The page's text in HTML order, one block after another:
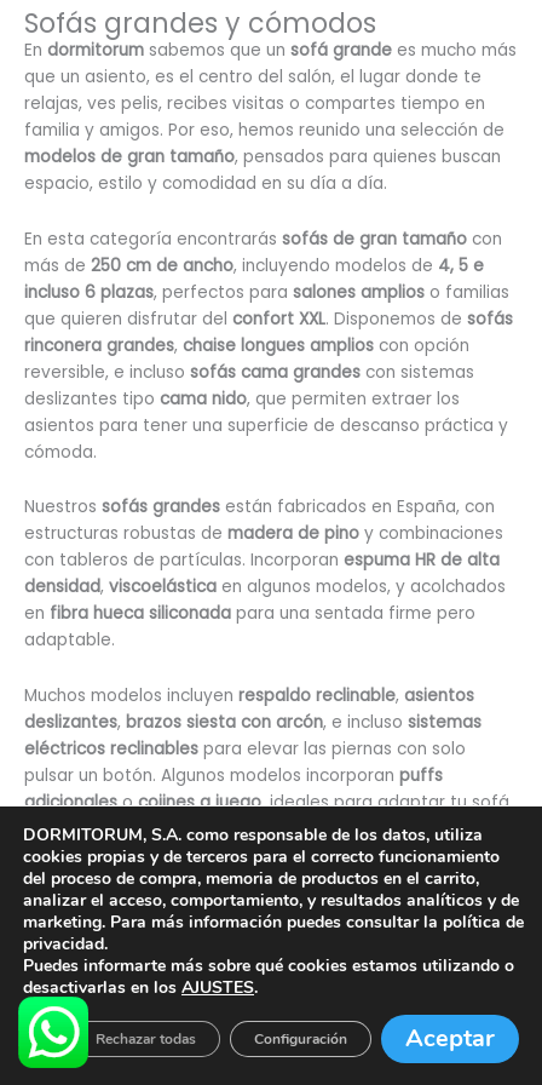
para usar como respaldo.
– Incluye 2 cojines a juego.
Sofás grandes y cómodos
En dormitorum sabemos que un sofá grande es mucho más
que un asiento, es el centro del salón, el lugar donde te
relajas, ves pelis, recibes visitas o compartes tiempo en
familia y amigos. Por eso, hemos reunido una selección de
modelos de gran tamaño, pensados para quienes buscan
espacio, estilo y comodidad en su día a día.
En esta categoría encontrarás sofás de gran tamaño con
más de 250 cm de ancho, incluyendo modelos de 4, 5 e
incluso 6 plazas, perfectos para salones amplios o familias
que quieren disfrutar del confort XXL. Disponemos de sofás
rinconera grandes, chaise longues amplios con opción
reversible, e incluso sofás cama grandes con sistemas
deslizantes tipo cama nido, que permiten extraer los
asientos para tener una superficie de descanso práctica y
cómoda.
Nuestros sofás grandes están fabricados en España, con
estructuras robustas de madera de pino y combinaciones
con tableros de partículas. Incorporan espuma HR de alta
densidad, viscoelástica en algunos modelos, y acolchados
en fibra hueca siliconada para una sentada firme pero
adaptable.
Muchos modelos incluyen respaldo reclinable, asientos
deslizantes, brazos siesta con arcón, e incluso sistemas
eléctricos reclinables para elevar las piernas con solo
pulsar un botón. Algunos modelos incorporan puffs
adicionalesocojines a juego, ideales para adaptar tu sofá
al momento.
Disponibles en una amplia gama de colores y acabados
antimanchas, estos sofás combinan diseño actual,
comodidad y durabilidad. Si tienes dudas sobre el tamaño
o distribución ideal para tu salón, puedes consultar con
nuestros expertos para que te den consejos prácticos
antes de elegir el tuyo.
En dormitorum, te ofrecemos
DORMITORUM, S.A. como responsable de los datos, utiliza
cookies propias y de terceros para el correcto funcionamiento
del proceso de compra, memoria de productos en el carrito,
analizar el acceso, comportamiento, y resultados analíticos y de
marketing. Para más información puedes consultar la política de
privacidad.
Puedes informarte más sobre qué cookies estamos utilizando o
desactivarlas en los AJUSTES.
Aceptar
Rechazar todas Configuración